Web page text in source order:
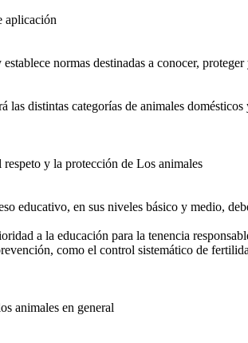
normas destinadas a conocer,
distintas categorías de animales domésticos
y la protección de Los animales
educativo, en sus niveles básico y medio,
a la educación para la tenencia
como el control sistemático de
animales en general